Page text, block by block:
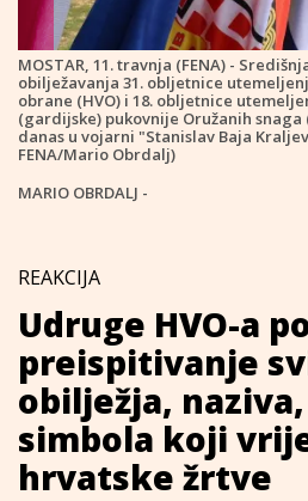
MOSTAR, 11. travnja (FENA) -
obilježavanja 31. obljetnice
obrane (HVO) i 18. obljetnice
(gardijske) pukovnije Oružanih snaga
danas u vojarni "Stanislav Baja
FENA/Mario Obrdalj)
MARIO OBRDALJ -
REAKCIJA
Udruge HVO-a
preispitivanje
obilježja,
simbola koji
hrvatske žrtve